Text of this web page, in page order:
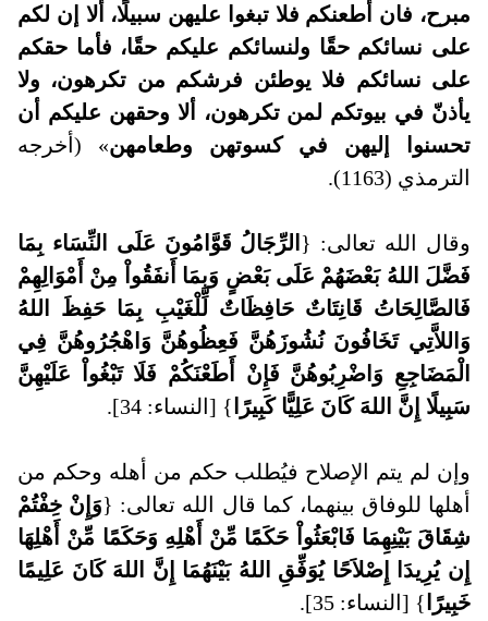
مبرح، فان أطعنكم فلا تبغوا عليهن سبيلًا، ألا إن لكم
على نسائكم حقًا ولنسائكم عليكم حقًا، فأما حقكم
على نسائكم فلا يوطئن فرشكم من تكرهون، ولا
يأذنّ في بيوتكم لمن تكرهون، ألا وحقهن عليكم أن
تحسنوا إليهن في كسوتهن وطعامهن» (أخرجه
الترمذي (1163).
وقال الله تعالى: { الرِّجَالُ قَوَّامُونَ عَلَى النِّسَاء بِمَا
فَضَّلَ اللهُ بَعْضَهُمْ عَلَى بَعْضٍ وَبِمَا أَنفَقُواْ مِنْ أَمْوَالِهِمْ
فَالصَّالِحَاتُ قَانِتَاتٌ حَافِظَاتٌ لِّلْغَيْبِ بِمَا حَفِظَ اللهُ
وَاللاَّتِي تَخَافُونَ نُشُوزَهُنَّ فَعِظُوهُنَّ وَاهْجُرُوهُنَّ فِي
الْمَضَاجِعِ وَاضْرِبُوهُنَّ فَإِنْ أَطَعْنَكُمْ فَلَا تَبْغُواْ عَلَيْهِنَّ
سَبِيلًا إِنَّ اللهَ كَانَ عَلِيًّا كَبِيرًا } [النساء: 34].
وإن لم يتم الإصلاح فيُطلب حكم من أهله وحكم من
أهلها للوفاق بينهما، كما قال الله تعالى: {وَإِنْ خِفْتُمْ
شِقَاقَ بَيْنِهِمَا فَابْعَثُواْ حَكَمًا مِّنْ أَهْلِهِ وَحَكَمًا مِّنْ أَهْلِهَا
إِن يُرِيدَا إِصْلاَحًا يُوَفِّقِ اللهُ بَيْنَهُمَا إِنَّ اللهَ كَانَ عَلِيمًا
خَبِيرًا } [النساء: 35].